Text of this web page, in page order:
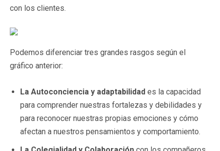
con los clientes.
Podemos diferenciar tres grandes rasgos según el
gráfico anterior:
La Autoconciencia y adaptabilidad es la capacidad
para comprender nuestras fortalezas y debilidades y
para reconocer nuestras propias emociones y cómo
afectan a nuestros pensamientos y comportamiento.